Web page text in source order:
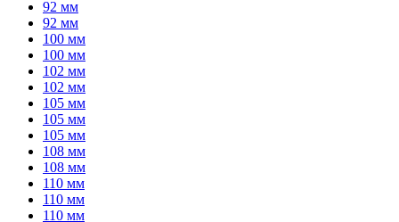
92 мм
92 мм
100 мм
100 мм
102 мм
102 мм
105 мм
105 мм
105 мм
108 мм
108 мм
110 мм
110 мм
110 мм